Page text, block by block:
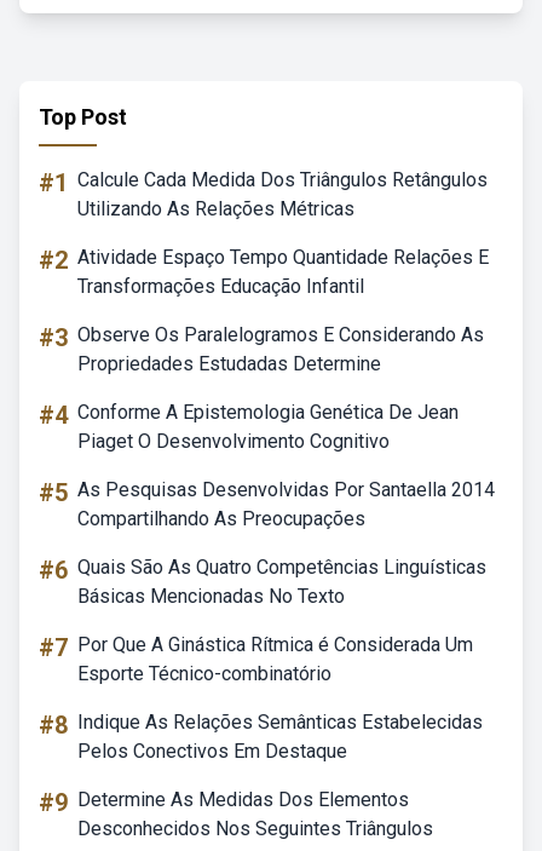
Top Post
#1 Calcule Cada Medida Dos Triângulos Retângulos
Utilizando As Relações Métricas
#2 Atividade Espaço Tempo Quantidade Relações E
Transformações Educação Infantil
#3 Observe Os Paralelogramos E Considerando As
Propriedades Estudadas Determine
#4 Conforme A Epistemologia Genética De Jean
Piaget O Desenvolvimento Cognitivo
#5 As Pesquisas Desenvolvidas Por Santaella 2014
Compartilhando As Preocupações
#6 Quais São As Quatro Competências Linguísticas
Básicas Mencionadas No Texto
#7 Por Que A Ginástica Rítmica é Considerada Um
Esporte Técnico-combinatório
#8 Indique As Relações Semânticas Estabelecidas
Pelos Conectivos Em Destaque
#9 Determine As Medidas Dos Elementos
Desconhecidos Nos Seguintes Triângulos